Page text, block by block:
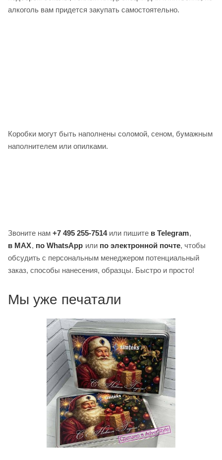
алкоголь вам придется закупать самостоятельно.
Коробки могут быть наполнены соломой, сеном, бумажным
наполнителем или опилками.
Звоните нам +7 495 255-7514или пишите в Telegram,
в MAX, по WhatsApp или по электронной почте, чтобы
обсудить с персональным менеджером потенциальный
заказ, способы нанесения, образцы. Быстро и просто!
Мы уже печатали